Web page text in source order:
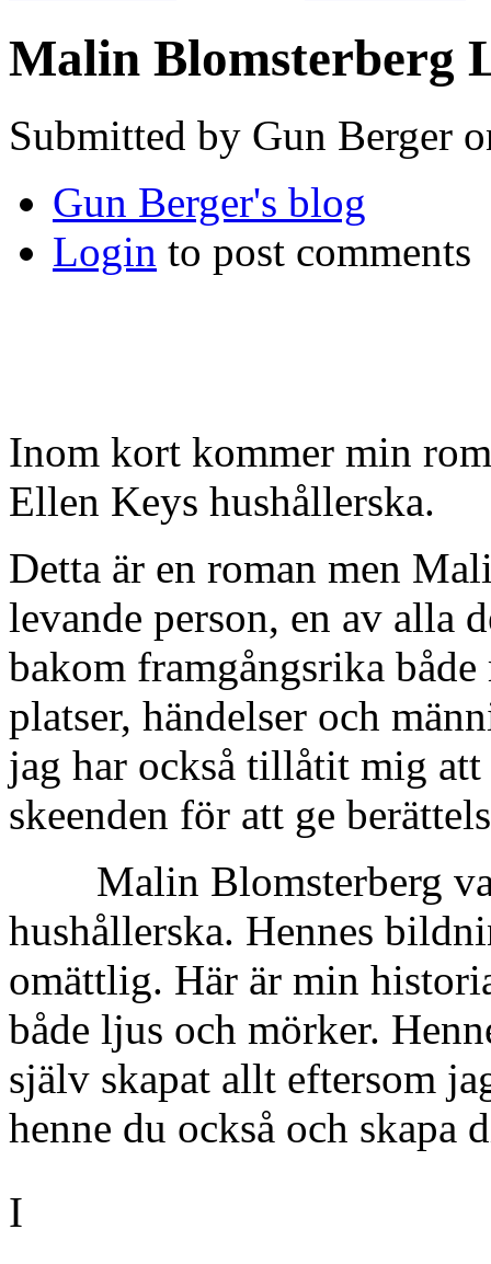
Malin Blomsterberg
Submitted by Gun Berger
Gun Berger's blog
Login to post comments
Inom kort kommer min
Ellen Keys hushållerska.
Detta är en roman men
levande person, en av alla
bakom framgångsrika
platser, händelser och
jag har också tillåtit mig
skeenden för att ge
Malin Blomsterberg var
hushållerska. Hennes
omättlig. Här är min
både ljus och mörker.
själv skapat allt eftersom
henne du också och
I